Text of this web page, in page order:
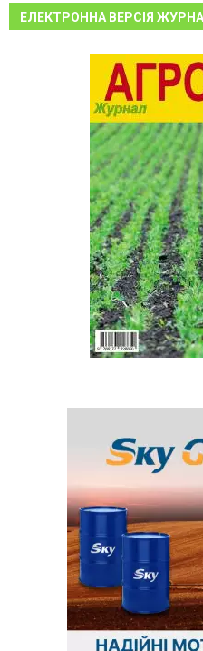
ЕЛЕКТРОННА ВЕРСІЯ